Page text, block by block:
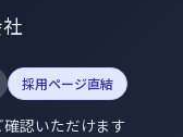
採用ページ直結
確認いただけます